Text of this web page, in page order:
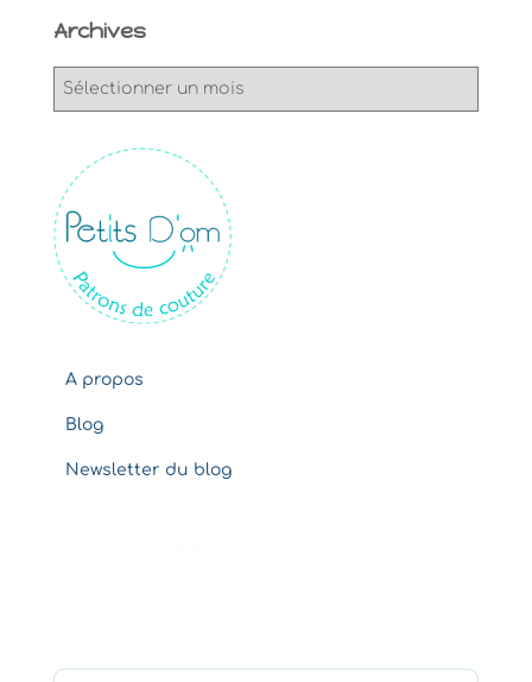
Archives
v
e
s
A propos
Blog
Newsletter du blog